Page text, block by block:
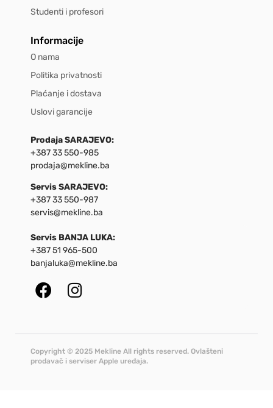
Studenti i profesori
Informacije
O nama
Politika privatnosti
Plaćanje i dostava
Uslovi garancije
Prodaja SARAJEVO:
+387 33 550-985
prodaja@mekline.ba
Servis SARAJEVO:
+387 33 550-987
servis@mekline.ba
Servis BANJA LUKA:
+387 51 965-500
banjaluka@mekline.ba
Copyright © 2025 Mekline All rights reserved. Ovlašteni
prodavač i serviser Apple uređaja.